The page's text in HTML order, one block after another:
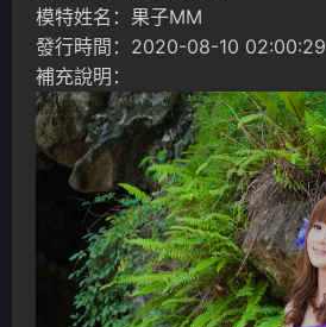
模特姓名：果子MM
發行時間：2020-08-10 02:00:29
補充說明：